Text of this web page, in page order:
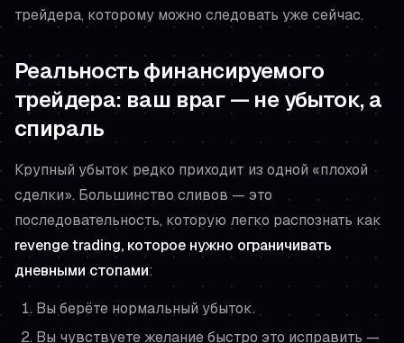
трейдера, которому можно следовать уже сейчас.
Реальность финансируемого
трейдера: ваш враг — не убыток, а
спираль
Крупный убыток редко приходит из одной «плохой
сделки». Большинство сливов — это
последовательность, которую легко распознать как
revenge trading, которое нужно ограничивать
дневными стопами:
Вы берёте нормальный убыток.
Вы чувствуете желание быстро это исправить —